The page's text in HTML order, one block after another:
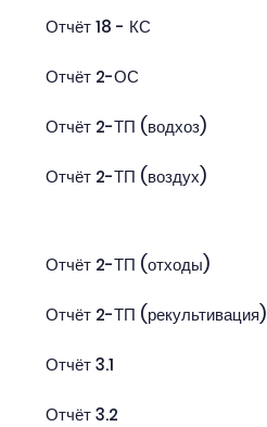
Отчёт 18 - КС
Отчёт 2-ОС
Отчёт 2-ТП (водхоз)
Отчёт 2-ТП (воздух)
Отчёт 2-ТП (отходы)
Отчёт 2-ТП (рекультивация)
Отчёт 3.1
Отчёт 3.2